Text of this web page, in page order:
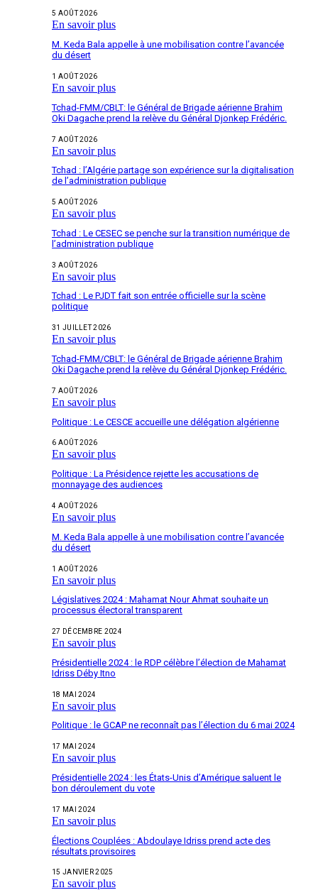
5 AOÛT 2026
En savoir plus
M. Keda Bala appelle à une mobilisation contre l’avancée
du désert
1 AOÛT 2026
En savoir plus
Tchad-FMM/CBLT: le Général de Brigade aérienne Brahim
Oki Dagache prend la relève du Général Djonkep Frédéric.
7 AOÛT 2026
En savoir plus
Tchad : l’Algérie partage son expérience sur la digitalisation
de l’administration publique
5 AOÛT 2026
En savoir plus
Tchad : Le CESEC se penche sur la transition numérique de
l’administration publique
3 AOÛT 2026
En savoir plus
Tchad : Le PJDT fait son entrée officielle sur la scène
politique
31 JUILLET 2026
En savoir plus
Tchad-FMM/CBLT: le Général de Brigade aérienne Brahim
Oki Dagache prend la relève du Général Djonkep Frédéric.
7 AOÛT 2026
En savoir plus
Politique : Le CESCE accueille une délégation algérienne
6 AOÛT 2026
En savoir plus
Politique : La Présidence rejette les accusations de
monnayage des audiences
4 AOÛT 2026
En savoir plus
M. Keda Bala appelle à une mobilisation contre l’avancée
du désert
1 AOÛT 2026
En savoir plus
Législatives 2024 : Mahamat Nour Ahmat souhaite un
processus électoral transparent
27 DÉCEMBRE 2024
En savoir plus
Présidentielle 2024 : le RDP célèbre l’élection de Mahamat
Idriss Déby Itno
18 MAI 2024
En savoir plus
Politique : le GCAP ne reconnaît pas l’élection du 6 mai 2024
17 MAI 2024
En savoir plus
Présidentielle 2024 : les États-Unis d’Amérique saluent le
bon déroulement du vote
17 MAI 2024
En savoir plus
Élections Couplées : Abdoulaye Idriss prend acte des
résultats provisoires
15 JANVIER 2025
En savoir plus